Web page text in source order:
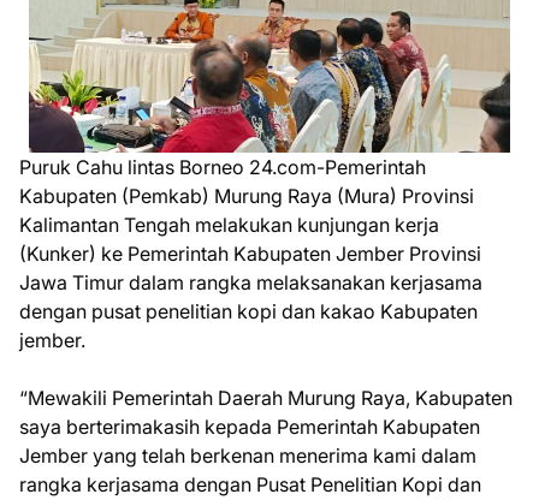
Puruk Cahu lintas Borneo 24.com-Pemerintah
Kabupaten (Pemkab) Murung Raya (Mura) Provinsi
Kalimantan Tengah melakukan kunjungan kerja
(Kunker) ke Pemerintah Kabupaten Jember Provinsi
Jawa Timur dalam rangka melaksanakan kerjasama
dengan pusat penelitian kopi dan kakao Kabupaten
jember.
“Mewakili Pemerintah Daerah Murung Raya, Kabupaten
saya berterimakasih kepada Pemerintah Kabupaten
Jember yang telah berkenan menerima kami dalam
rangka kerjasama dengan Pusat Penelitian Kopi dan